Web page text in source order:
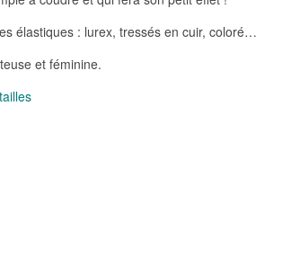
élastiques : lurex, tressés en cuir, coloré…
et féminine.